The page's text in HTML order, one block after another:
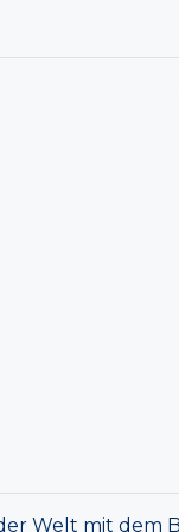
Welt mit dem